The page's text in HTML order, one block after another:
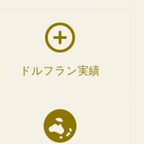
ドルフラン実績